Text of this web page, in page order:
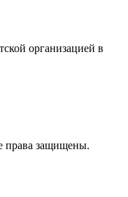
организацией в
права защищены.